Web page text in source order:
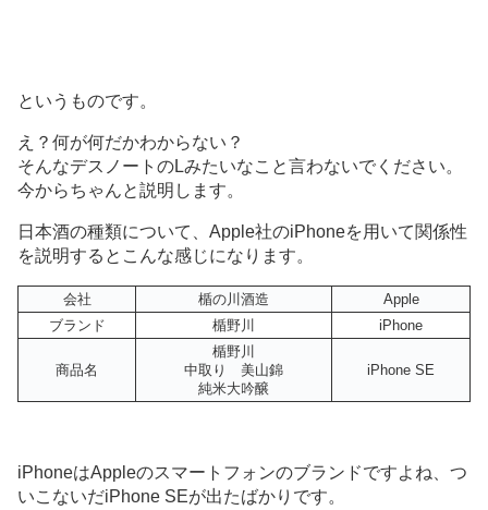
というものです。
え？何が何だかわからない？
そんなデスノートのLみたいなこと言わないでください。
今からちゃんと説明します。
日本酒の種類について、Apple社のiPhoneを用いて関係性
を説明するとこんな感じになります。
会社 楯の川酒造
Apple
ブランド
楯野川 iPhone
商品名
楯野川
中取り 美山錦
純米大吟醸
iPhone SE
iPhoneはAppleのスマートフォンのブランドですよね、つ
いこないだiPhone SEが出たばかりです。